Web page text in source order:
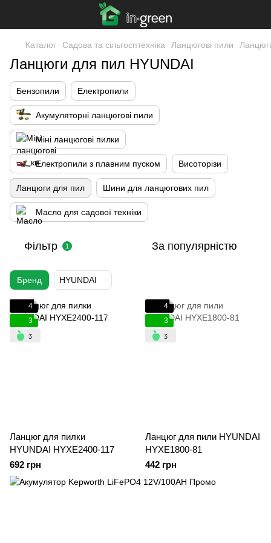
Каталог Садова та сільгосптехніка Ланцюгові пили
Ланцюги для пил HYUNDAI
Бензопили Електропили
Акумуляторні ланцюгові пили
Міні ланцюгові пилки
Електропили з плавним пуском Висоторізи
Ланцюги для пил Шини для ланцюгових пил
Масло для садової техніки
Фільтр 1 За популярністю
Бренд HYUNDAI
4
3
Ланцюг для пилки
HYUNDAI HYXE2400-117
692 грн
4
3
Ланцюг для пили HYUNDAI
HYXE1800-81
442 грн